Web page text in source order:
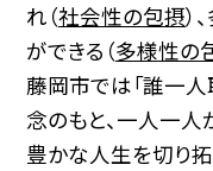
れ（社会性の包摂）
ができる（多様性の
藤岡市では「誰一人
念のもと、一人一人
豊かな人生を切り